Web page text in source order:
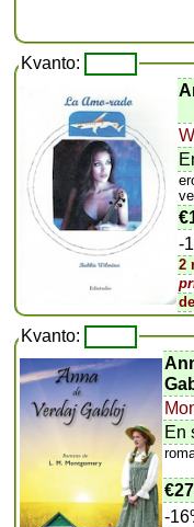
Kvanto:
-
2
Kvanto:
En
-